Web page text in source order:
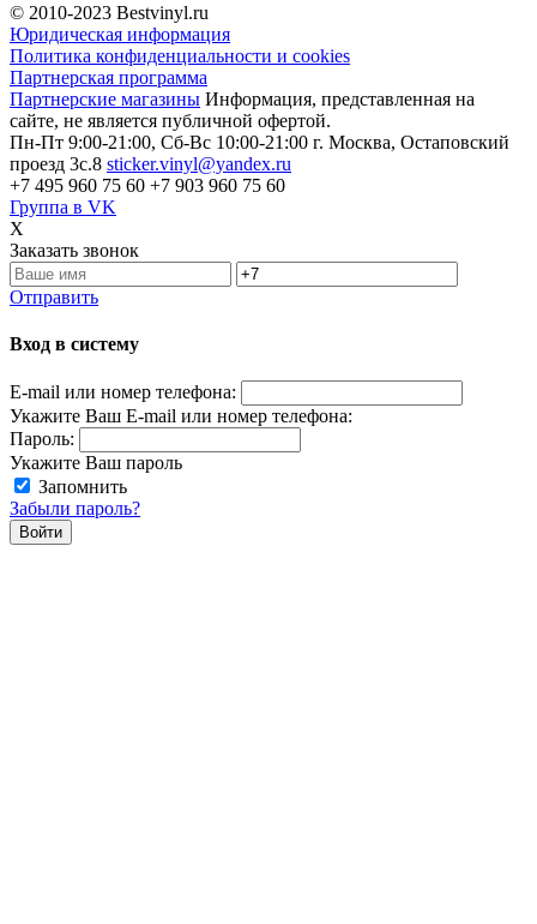
© 2010-2023 Bestvinyl.ru
Юридическая информация
Политика конфиденциальности и cookies
Партнерская программа
Партнерские магазины Информация, представленная на
сайте, не является публичной офертой.
Пн-Пт 9:00-21:00, Сб-Вс 10:00-21:00 г. Москва, Остаповский
проезд 3с.8 sticker.vinyl@yandex.ru
+7 495 960 75 60 +7 903 960 75 60
Группа в VK
X
Заказать звонок
Отправить
Вход в систему
E-mail или номер телефона:
Укажите Ваш E-mail или номер телефона:
Пароль:
Укажите Ваш пароль
Запомнить
Забыли пароль?